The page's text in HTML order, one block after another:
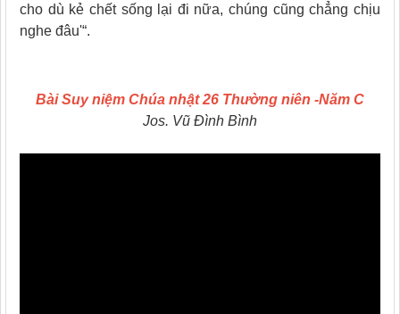
cho dù kẻ chết sống lại đi nữa, chúng cũng chẳng chịu
nghe đâu'“.
Bài Suy niệm Chúa nhật 26 Thường niên -Năm C
Jos. Vũ Đình Bình